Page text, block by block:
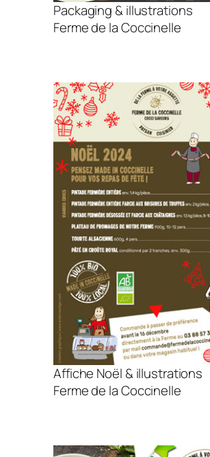
Packaging & illustrations
Ferme de la Coccinelle
Affiche Noël & illustrations
Ferme de la Coccinelle